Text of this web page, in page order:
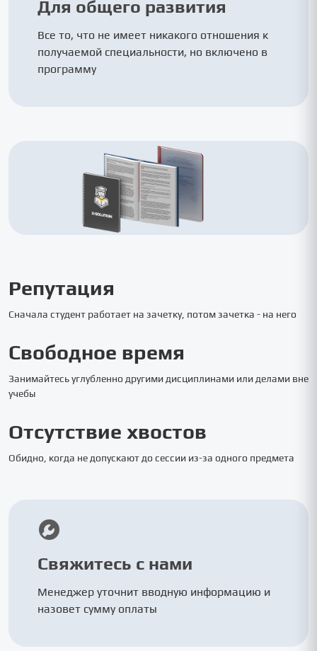
Для общего развития
Все то, что не имеет никакого отношения к
получаемой специальности, но включено в
программу
Репутация
Сначала студент работает на зачетку, потом зачетка - на него
Свободное время
Занимайтесь углубленно другими дисциплинами или делами вне
учебы
Отсутствие хвостов
Обидно, когда не допускают до сессии из-за одного предмета
Свяжитесь с нами
Менеджер уточнит вводную информацию и
назовет сумму оплаты